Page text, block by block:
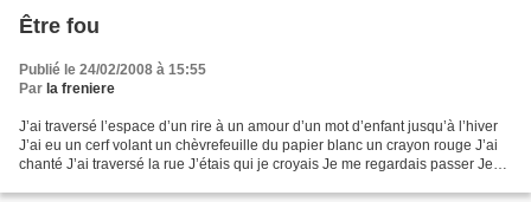
Être fou
Publié le 24/02/2008 à 15:55
Par la freniere
J’ai traversé l’espace d’un rire à un amour d’un mot d’enfant jusqu’à l’hiver
J’ai eu un cerf volant un chèvrefeuille du papier blanc un crayon rouge J’ai
chanté J’ai traversé la rue J’étais qui je croyais Je me regardais passer Je